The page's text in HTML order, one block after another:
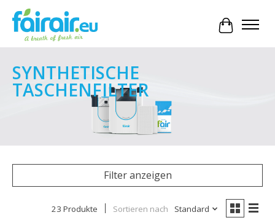
Ihr
SYNTHETISCHE
TASCHENFILTER
Filter anzeigen
23 Produkte Sortieren nach Standard